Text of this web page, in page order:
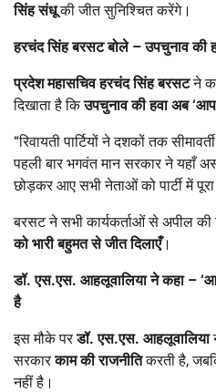
सिंह संधूकी जीत सुनिश्चित करेंगे।
हरचंद सिंह बरसट बोले –उपचुनाव की
प्रदेश महासचिव हरचंद सिंह बरसटने
दिखाता है किउपचुनाव की हवा अब‘आप
“रिवायती पार्टियों ने दशकों तक
पहली बार भगवंत मान सरकार ने यहाँ
छोड़कर आए सभी नेताओं को पार्टी में पूरा
बरसट ने सभी कार्यकर्ताओं से अपील
को भारी बहुमत से जीत दिलाएँ।
डॉ. एस.एस. आहलूवालिया ने कहा – ‘
है
इस मौके परडॉ. एस.एस. आहलूवालिया
सरकारकाम की राजनीतिकरती है,
नहीं है।